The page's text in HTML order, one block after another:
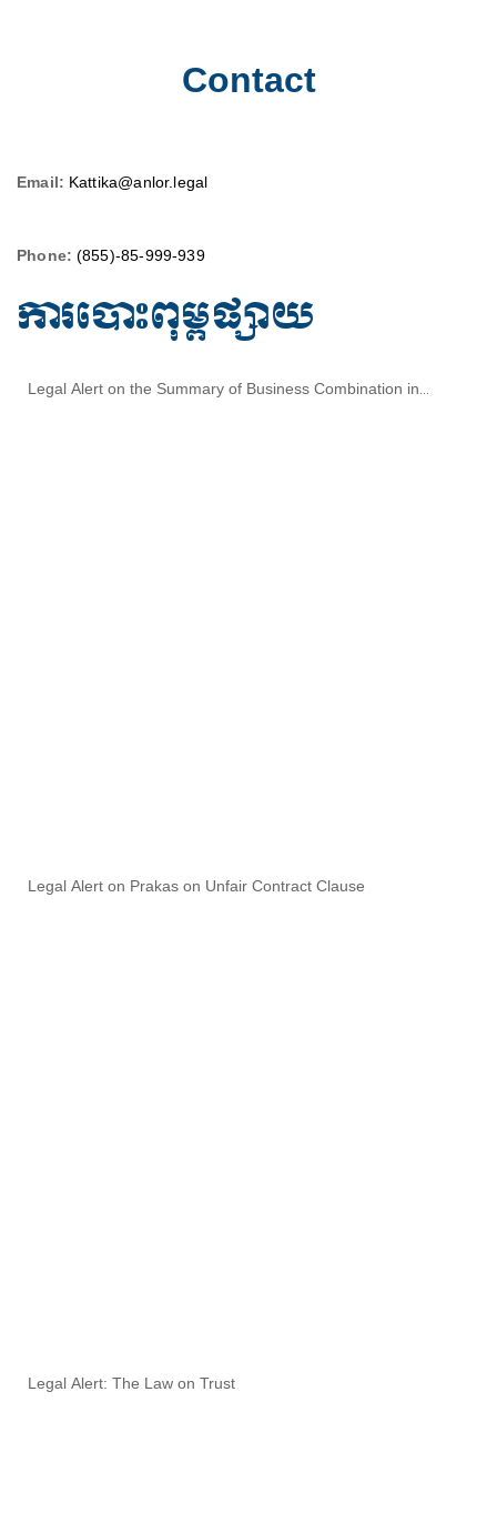
Contact
Email: Kattika@anlor.legal
Phone: (855)-85-999-939
ការបោះពុម្ពផ្សាយ
Legal Alert on the Summary of Business Combination in
Legal Alert on Prakas on Unfair Contract Clause
Legal Alert: The Law on Trust